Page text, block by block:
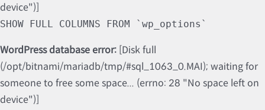
device")]
SHOW FULL COLUMNS FROM `wp_options`
WordPress database error: [Disk full
(/opt/bitnami/mariadb/tmp/#sql_1063_0.MAI); waiting for
someone to free some space... (errno: 28 "No space left on
device")]